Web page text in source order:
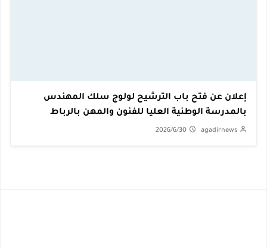
إعلان عن فتح باب الترشيح لولوج سلك المهندس
بالمدرسة الوطنية العليا للفنون والمهن بالرباط
ENSAM
agadirnews
2026/6/30